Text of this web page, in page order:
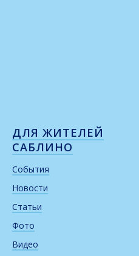
ДЛЯ ЖИТЕЛЕЙ
САБЛИНО
События
Новости
Статьи
Фото
Видео